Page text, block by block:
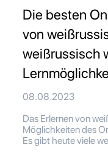
Die besten
von
weißrussisch
08.08.2023
Das Erlernen von
Möglichkeiten des
Es gibt heute viele